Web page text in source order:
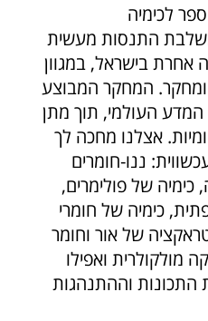
לכימיה
התנסות מעשית
אחרת בישראל, במגוון
המחקר המבוצע
העולמי, תוך מתן
אצלנו מחכה לך
ננו-חומרים
כימיה של פולימרים,
כימיה של חומרי
של אור וחומר
מולקולרית ואפילו
וההתנהגות